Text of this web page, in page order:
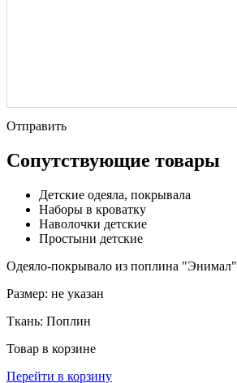
Отправить
Сопутствующие товары
Детские одеяла, покрывала
Наборы в кроватку
Наволочки детские
Простыни детские
Одеяло-покрывало из поплина "Энимал"
Размер: не указан
Ткань: Поплин
Товар в корзине
Перейти в корзину